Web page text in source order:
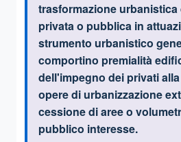
trasformazione urbanistica
privata o pubblica in
strumento urbanistico
comportino premialità
dell'impegno dei privati
opere di urbanizzazione
cessione di aree o
pubblico interesse.